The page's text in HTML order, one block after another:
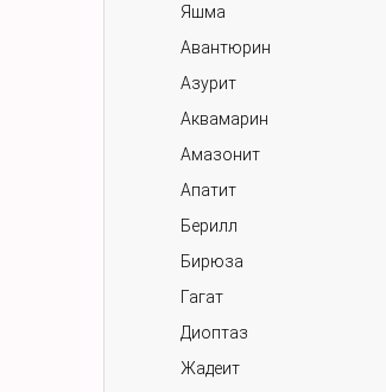
Яшма
Авантюрин
Азурит
Аквамарин
Амазонит
Апатит
Берилл
Бирюза
Гагат
Диоптаз
Жадеит